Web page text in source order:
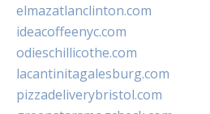
elmazatlanclinton.com
ideacoffeenyc.com
odieschillicothe.com
lacantinitagalesburg.com
pizzadeliverybristol.com